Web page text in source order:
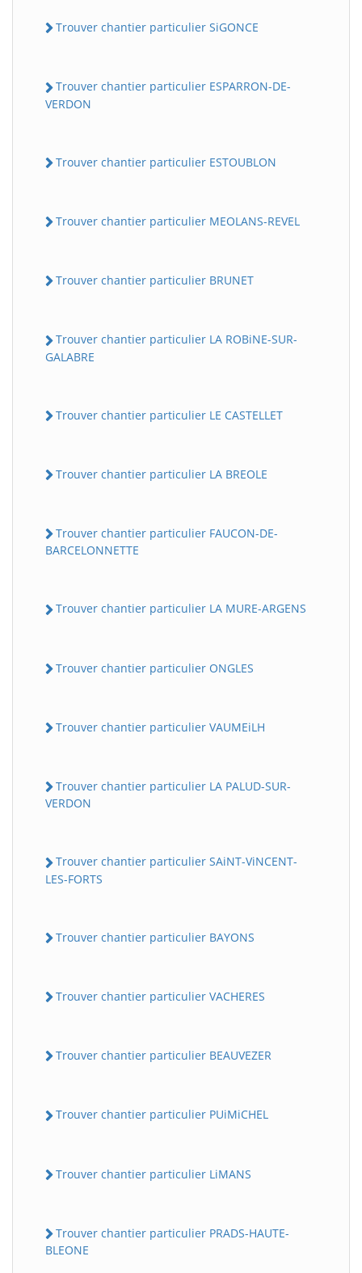
Trouver chantier particulier SiGONCE
Trouver chantier particulier ESPARRON-DE-
VERDON
Trouver chantier particulier ESTOUBLON
Trouver chantier particulier MEOLANS-REVEL
Trouver chantier particulier BRUNET
Trouver chantier particulier LA ROBiNE-SUR-
GALABRE
Trouver chantier particulier LE CASTELLET
Trouver chantier particulier LA BREOLE
Trouver chantier particulier FAUCON-DE-
BARCELONNETTE
Trouver chantier particulier LA MURE-ARGENS
Trouver chantier particulier ONGLES
Trouver chantier particulier VAUMEiLH
Trouver chantier particulier LA PALUD-SUR-
VERDON
Trouver chantier particulier SAiNT-ViNCENT-
LES-FORTS
Trouver chantier particulier BAYONS
Trouver chantier particulier VACHERES
Trouver chantier particulier BEAUVEZER
Trouver chantier particulier PUiMiCHEL
Trouver chantier particulier LiMANS
Trouver chantier particulier PRADS-HAUTE-
BLEONE
B Assistant en ligne